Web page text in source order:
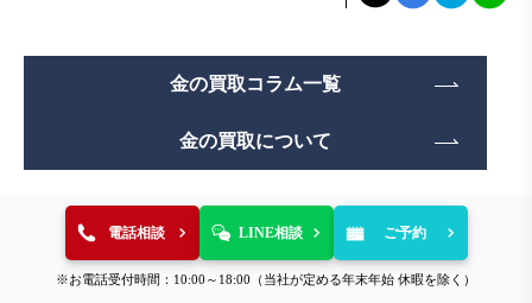
金の買取コラム一覧
金の買取について
電話相談 LINE相談 ご予約
※お電話受付時間：10:00～18:00（当社が定める年末年始 休暇を除く）